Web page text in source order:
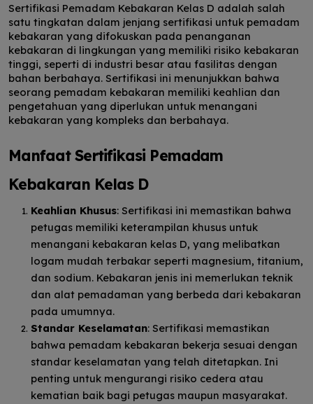
Sertifikasi Pemadam Kebakaran Kelas D adalah salah
satu tingkatan dalam jenjang sertifikasi untuk pemadam
kebakaran yang difokuskan pada penanganan
kebakaran di lingkungan yang memiliki risiko kebakaran
tinggi, seperti di industri besar atau fasilitas dengan
bahan berbahaya. Sertifikasi ini menunjukkan bahwa
seorang pemadam kebakaran memiliki keahlian dan
pengetahuan yang diperlukan untuk menangani
kebakaran yang kompleks dan berbahaya.
Manfaat Sertifikasi Pemadam
Kebakaran Kelas D
Keahlian Khusus: Sertifikasi ini memastikan bahwa
petugas memiliki keterampilan khusus untuk
menangani kebakaran kelas D, yang melibatkan
logam mudah terbakar seperti magnesium, titanium,
dan sodium. Kebakaran jenis ini memerlukan teknik
dan alat pemadaman yang berbeda dari kebakaran
pada umumnya.
Standar Keselamatan: Sertifikasi memastikan
bahwa pemadam kebakaran bekerja sesuai dengan
standar keselamatan yang telah ditetapkan. Ini
penting untuk mengurangi risiko cedera atau
kematian baik bagi petugas maupun masyarakat.